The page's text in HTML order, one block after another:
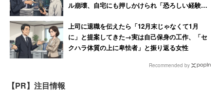
ル崩壊、自宅にも押しかけられ「恐ろしい経験で
上司に退職を伝えたら「12月末じゃなくて1月
に」と提案してきた→実は自己保身の工作、「セ
クハラ体質の上に卑怯者」と振り返る女性
Recommended by
【PR】注目情報